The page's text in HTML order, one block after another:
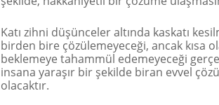
Katı zihni düşünceler altında kaskatı
birden bire çözülemeyeceği, ancak kısa
beklemeye tahammül edemeyeceği
insana yaraşır bir şekilde biran evvel
olacaktır.